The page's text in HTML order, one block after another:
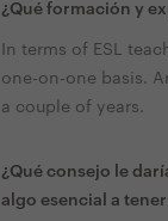
¿Qué formación y
In terms of ESL
one-on-one basis.
a couple of years.
¿Qué consejo le
algo esencial a